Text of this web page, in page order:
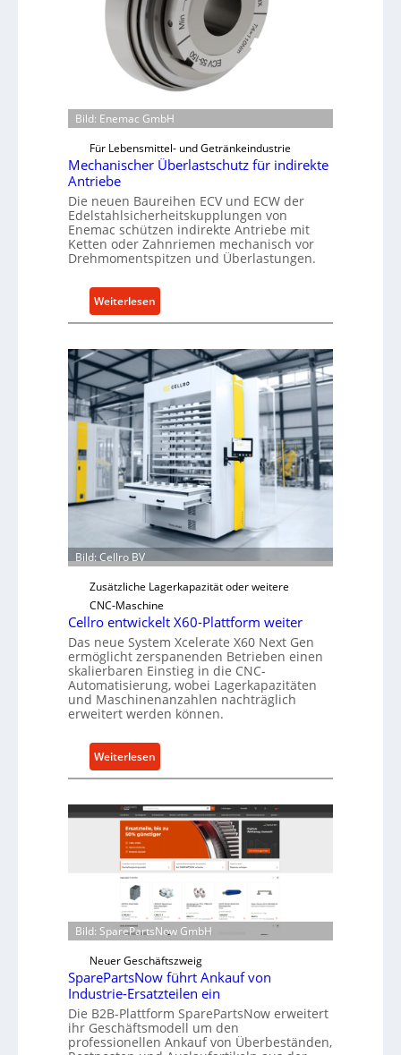
Bild: Enemac GmbH
Für Lebensmittel- und Getränkeindustrie
Mechanischer Überlastschutz für indirekte
Antriebe
Die neuen Baureihen ECV und ECW der
Edelstahlsicherheitskupplungen von
Enemac schützen indirekte Antriebe mit
Ketten oder Zahnriemen mechanisch vor
Drehmomentspitzen und Überlastungen.
Weiterlesen:
M
c
h
n
i
s
c
h
e
r
Ü
b
e
r
l
a
s
t
s
c
t
f
ü
i
d
i
r
e
k
t
e
A
Bild: Cellro BV
Zusätzliche Lagerkapazität oder weitere
CNC-Maschine
Cellro entwickelt X60-Plattform weiter
Das neue System Xcelerate X60 Next Gen
ermöglicht zerspanenden Betrieben einen
skalierbaren Einstieg in die CNC-
Automatisierung, wobei Lagerkapazitäten
und Maschinenanzahlen nachträglich
erweitert werden können.
Weiterlesen:
C
l
l
o
e
n
t
w
i
c
k
e
l
Bild: SparePartsNow GmbH
Neuer Geschäftszweig
SparePartsNow führt Ankauf von
Industrie-Ersatzteilen ein
Die B2B-Plattform SparePartsNow erweitert
ihr Geschäftsmodell um den
professionellen Ankauf von Überbeständen,